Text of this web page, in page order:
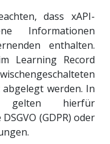
dass xAPI-
Informationen
enthalten.
Learning Record
werden. In
gelten hierfür
(GDPR) oder